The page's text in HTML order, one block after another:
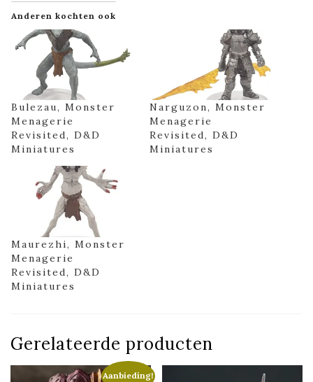
Anderen kochten ook
Bulezau, Monster
Menagerie
Revisited, D&D
Miniatures
Narguzon, Monster
Menagerie
Revisited, D&D
Miniatures
Maurezhi, Monster
Menagerie
Revisited, D&D
Miniatures
Gerelateerde producten
Aanbieding!